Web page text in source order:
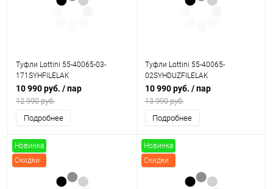
Туфли Lottini 55-40065-03-
171SYHFILELAK
10 990 руб. / пар
12 990 руб.
Подробнее
Туфли Lottini 55-40065-
02SYHDUZFILELAK
10 990 руб. / пар
13 990 руб.
Подробнее
Новинка
Скидки
Новинка
Скидки